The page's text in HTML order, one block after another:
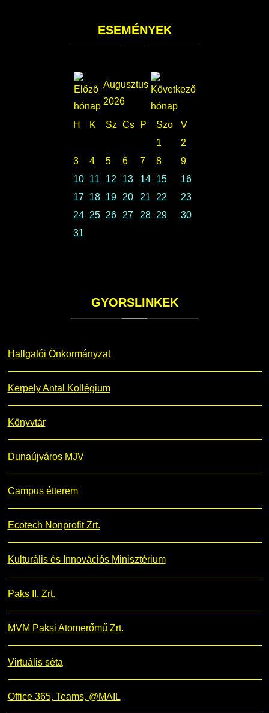
ESEMÉNYEK
Augusztus
2026
H K Sz Cs P Szo
V
1
2
3
4 5 6 7 8
9
10
11 12 13 14 15
16
17
18 19 20 21 22
23
24
25 26 27 28 29
30
31
GYORSLINKEK
Hallgatói Önkormányzat
Kerpely Antal Kollégium
Könyvtár
Dunaújváros MJV
Campus étterem
Ecotech Nonprofit Zrt.
Kulturális és Innovációs Minisztérium
Paks II. Zrt.
MVM Paksi Atomerőmű Zrt.
Virtuális séta
Office 365, Teams, @MAIL